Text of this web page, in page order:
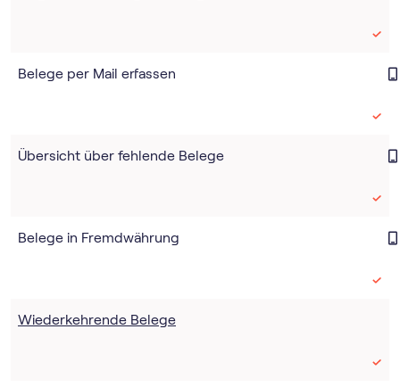
Belege per Mail erfassen
Übersicht über fehlende Belege
Belege in Fremdwährung
Wiederkehrende Belege